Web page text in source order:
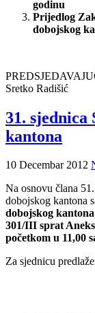
godinu
Prijedlog
dobojskog
Sretko Radišić
31. sjednica
kantona
10 Decembar 2012
Na osnovu člana
dobojskog kantona
dobojskog kantona
301/III sprat
početkom u 11,00
Za sjednicu